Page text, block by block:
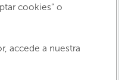
cookies” o
accede a nuestra